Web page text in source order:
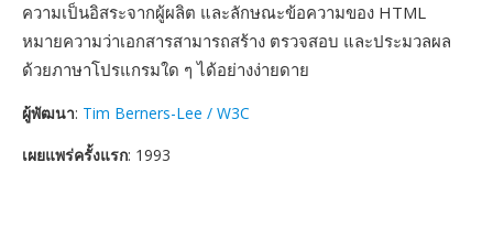
ความเป็นอิสระจากผู้ผลิต และลักษณะข้อความของ HTML
หมายความว่าเอกสารสามารถสร้าง ตรวจสอบ และประมวลผล
ด้วยภาษาโปรแกรมใด ๆ ได้อย่างง่ายดาย
ผู้พัฒนา: Tim Berners-Lee / W3C
เผยแพร่ครั้งแรก: 1993